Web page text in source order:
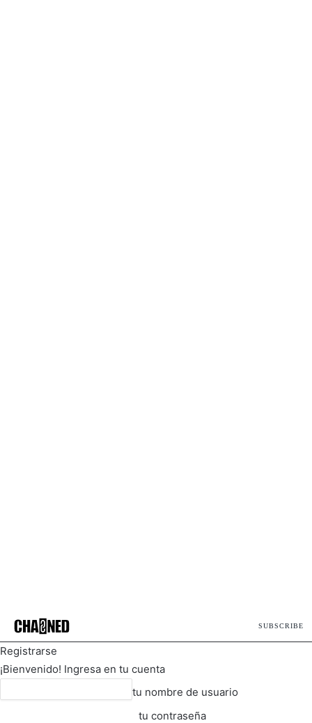
SUBSCRIBE
Registrarse
¡Bienvenido! Ingresa en tu cuenta
tu nombre de usuario
tu contraseña